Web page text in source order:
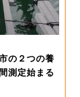
の２つの養
測定始まる